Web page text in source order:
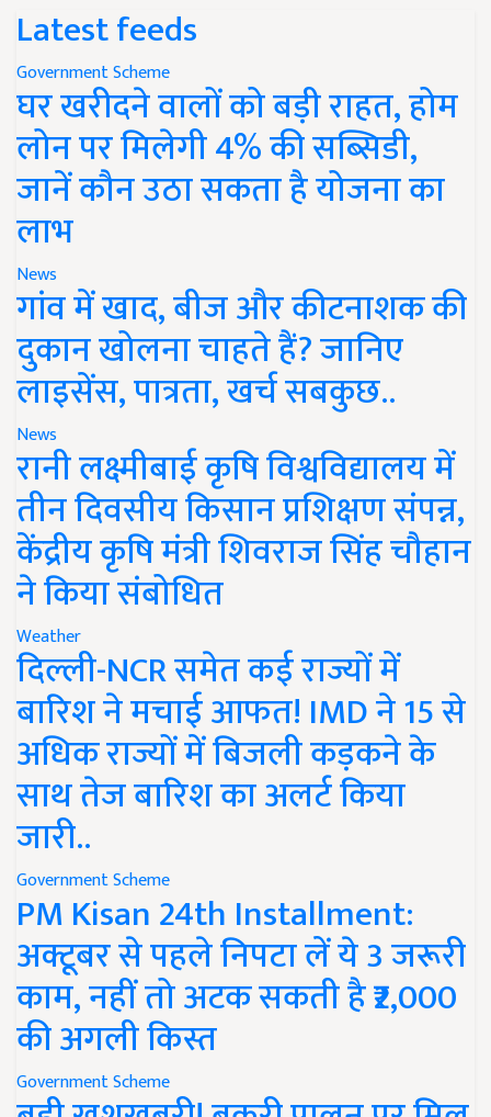
Latest feeds
Government Scheme
घर खरीदने वालों को बड़ी राहत, होम
लोन पर मिलेगी 4% की सब्सिडी,
जानें कौन उठा सकता है योजना का
लाभ
News
गांव में खाद, बीज और कीटनाशक की
दुकान खोलना चाहते हैं? जानिए
लाइसेंस, पात्रता, खर्च सबकुछ..
News
रानी लक्ष्मीबाई कृषि विश्वविद्यालय में
तीन दिवसीय किसान प्रशिक्षण संपन्न,
केंद्रीय कृषि मंत्री शिवराज सिंह चौहान
ने किया संबोधित
Weather
दिल्ली-NCR समेत कई राज्यों में
बारिश ने मचाई आफत! IMD ने 15 से
अधिक राज्यों में बिजली कड़कने के
साथ तेज बारिश का अलर्ट किया
जारी..
Government Scheme
PM Kisan 24th Installment:
अक्टूबर से पहले निपटा लें ये 3 जरूरी
काम, नहीं तो अटक सकती है ₹2,000
की अगली किस्त
Government Scheme